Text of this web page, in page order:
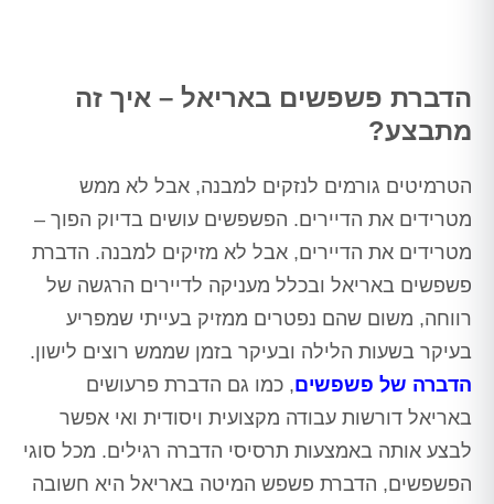
הדברת פשפשים באריאל – איך זה
מתבצע?
הטרמיטים גורמים לנזקים למבנה, אבל לא ממש
מטרידים את הדיירים. הפשפשים עושים בדיוק הפוך –
מטרידים את הדיירים, אבל לא מזיקים למבנה. הדברת
פשפשים באריאל ובכלל מעניקה לדיירים הרגשה של
רווחה, משום שהם נפטרים ממזיק בעייתי שמפריע
בעיקר בשעות הלילה ובעיקר בזמן שממש רוצים לישון.
הדברה של פשפשים, כמו גם הדברת פרעושים
באריאל דורשות עבודה מקצועית ויסודית ואי אפשר
לבצע אותה באמצעות תרסיסי הדברה רגילים. מכל סוגי
הפשפשים, הדברת פשפש המיטה באריאל היא חשובה